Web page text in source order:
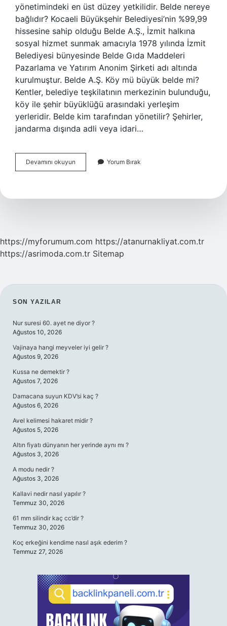
yönetimindeki en üst düzey yetkilidir. Belde nereye
bağlıdır? Kocaeli Büyükşehir Belediyesi’nin %99,99
hissesine sahip olduğu Belde A.Ş., İzmit halkına
sosyal hizmet sunmak amacıyla 1978 yılında İzmit
Belediyesi bünyesinde Belde Gıda Maddeleri
Pazarlama ve Yatırım Anonim Şirketi adı altında
kurulmuştur. Belde A.Ş. Köy mü büyük belde mi?
Kentler, belediye teşkilatının merkezinin bulunduğu,
köy ile şehir büyüklüğü arasındaki yerleşim
yerleridir. Belde kim tarafından yönetilir? Şehirler,
jandarma dışında adli veya idari…
Devamını okuyun
Yi
Yorum Bırak
https://myforumum.com https://atanurnakliyat.com.tr
https://asrimoda.com.tr Sitemap
SIDEBAR
SON YAZILAR
Nur suresi 60. ayet ne diyor ?
Ağustos 10, 2026
Vajinaya hangi meyveler iyi gelir ?
Ağustos 9, 2026
Kussa ne demektir ?
Ağustos 7, 2026
Damacana suyun KDV’si kaç ?
Ağustos 6, 2026
Avel kelimesi hakaret midir ?
Ağustos 5, 2026
Altın fiyatı dünyanın her yerinde aynı mı ?
Ağustos 3, 2026
A modu nedir ?
Ağustos 3, 2026
Kallavi nedir nasıl yapılır ?
Temmuz 30, 2026
61 mm silindir kaç cc’dir ?
Temmuz 30, 2026
Koç erkeğini kendime nasıl aşık ederim ?
Temmuz 27, 2026